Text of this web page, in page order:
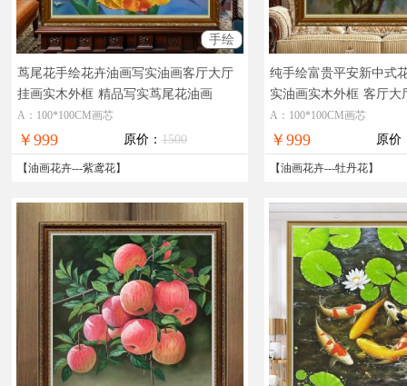
手绘
茑尾花手绘花卉油画写实油画客厅大厅
挂画实木外框 精品写实茑尾花油画
A：100*100CM画芯
￥999 原价： 1500
【油画花卉---紫鸢花】
纯手绘富贵平安新中式
实油画实木外框 客厅大
花
A：100*100CM画芯
￥999 原价
【油画花卉---牡丹花】